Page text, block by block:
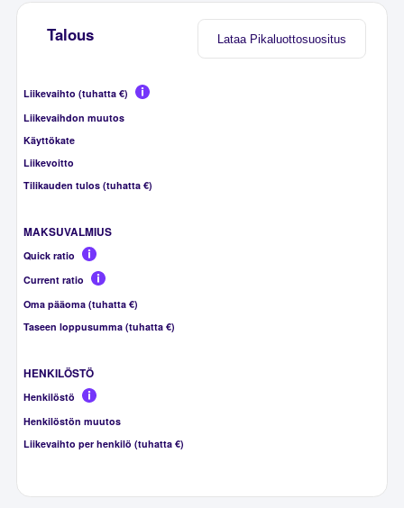
Lataa Pikaluottosuositus
Talous
Liikevaihto (tuhatta €)
Liikevaihdon muutos
Käyttökate
Liikevoitto
Tilikauden tulos (tuhatta €)
MAKSUVALMIUS
Quick ratio
Current ratio
Oma pääoma (tuhatta €)
Taseen loppusumma (tuhatta €)
HENKILÖSTÖ
Henkilöstö
Henkilöstön muutos
Liikevaihto per henkilö (tuhatta €)